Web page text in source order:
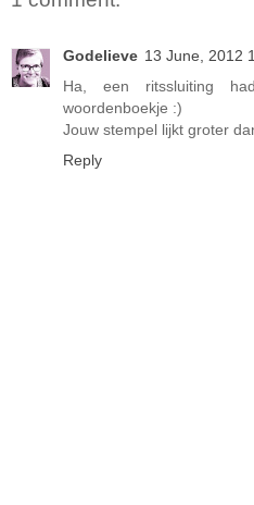
Godelieve 13 June, 2012
Ha, een ritssluiting
woordenboekje :)
Jouw stempel lijkt groter
Reply